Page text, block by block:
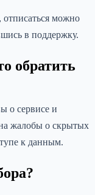
можно
в поддержку.
обратить
о сервисе и
жалобы о скрытых
к данным.